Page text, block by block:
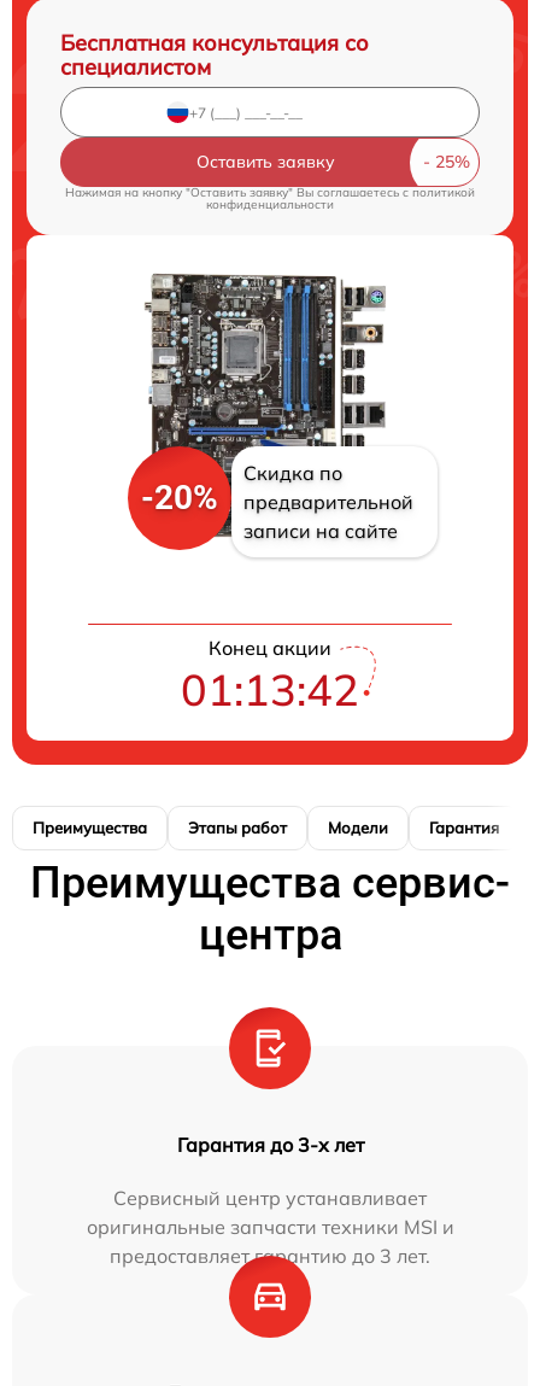
Бесплатная консультация со
специалистом
Оставить заявку
Нажимая на кнопку "Оставить заявку" Вы соглашаетесь cполитикой
конфиденциальности
-20%
Скидка по
предварительной
записи на сайте
Конец акции
01:13:41
Преимущества Этапы работ Модели Гарантия
Преимущества сервис-
центра
Гарантия до 3-х лет
Сервисный центр устанавливает
оригинальные запчасти техники MSI и
предоставляет гарантию до 3 лет.